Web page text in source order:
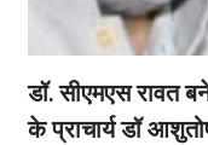
डॉ. सीएमएस रावत
के प्राचार्य डॉ